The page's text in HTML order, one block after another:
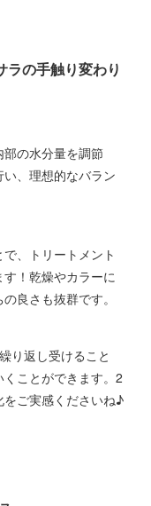
ラの手触り変わり
の水分量を調節
、理想的なバラン
、トリートメント
！乾燥やカラーに
良さも抜群です。
り返し受けること
ことができます。2
ご実感くださいね♪